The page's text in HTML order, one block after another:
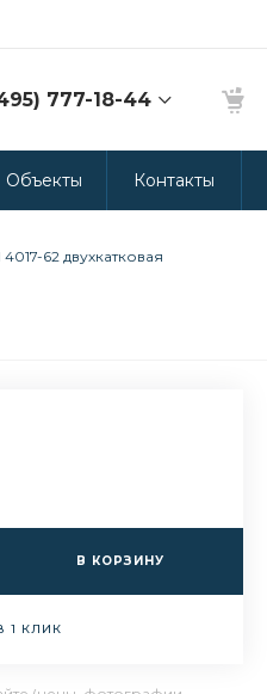
777-18-44
314-94-49
15
Объекты Контакты
62 двухкатковая
В КОРЗИНУ
1 КЛИК